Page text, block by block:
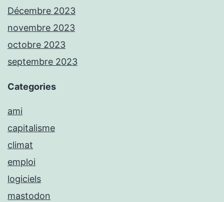
Décembre 2023
novembre 2023
octobre 2023
septembre 2023
Categories
ami
capitalisme
climat
emploi
logiciels
mastodon